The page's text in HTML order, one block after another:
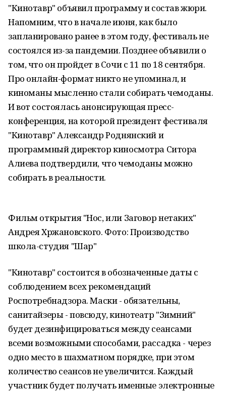
"Кинотавр" объявил программу и состав жюри.
Напомним, что в начале июня, как было
запланировано ранее в этом году, фестиваль не
состоялся из-за пандемии. Позднее объявили о
том, что он пройдет в Сочи с 11 по 18 сентября.
Про онлайн-формат никто не упоминал, и
киноманы мысленно стали собирать чемоданы.
И вот состоялась анонсирующая пресс-
конференция, на которой ​президент фестиваля
"Кинотавр" Александр Роднянский и
программный директор киносмотра Ситора
Алиева подтвердили, что чемоданы можно
собирать в реальности.
Фильм открытия "Нос, или Заговор нетаких"
Андрея Хржановского. Фото: Производство
школа-студия "Шар"
"Кинотавр" состоится в обозначенные даты с
соблюдением всех рекомендаций
Роспотребнадзора. Маски - обязательны,
санитайзеры - повсюду, кинотеатр "Зимний"
будет дезинфицироваться между сеансами
всеми возможными способами, рассадка - через
одно место в шахматном порядке, при этом
количество сеансов не увеличится. Каждый
участник будет получать именные электронные